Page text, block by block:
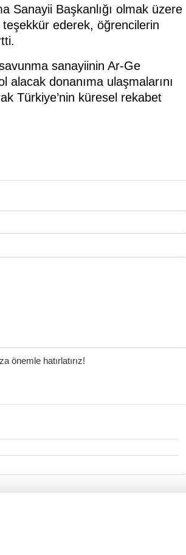
Sanayii Başkanlığı olmak üzere
ederek, öğrencilerin
sanayiinin Ar-Ge
donanıma ulaşmalarını
Türkiye’nin küresel rekabet
önemle hatırlatırız!